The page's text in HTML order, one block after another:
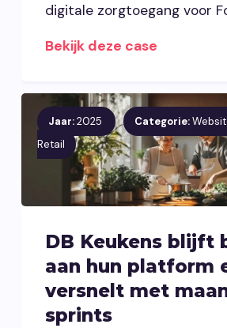
digitale zorgtoegang voor
Bekijk deze case
Jaar:2025 Categorie:
Retail
DB Keukens blijft
aan hun platform
versnelt met
sprints